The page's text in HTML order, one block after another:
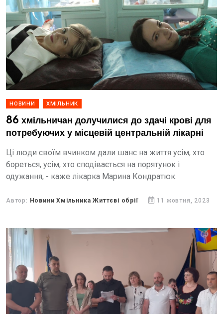
НОВИНИ ХМІЛЬНИК
86 хмільничан долучилися до здачі крові для
потребуючих у місцевій центральній лікарні
Ці люди своїм вчинком дали шанс на життя усім, хто
бореться, усім, хто сподівається на порятунок і
одужання, - каже лікарка Марина Кондратюк.
Автор: Новини Хмільника Життєві обрії 11 жовтня, 2023